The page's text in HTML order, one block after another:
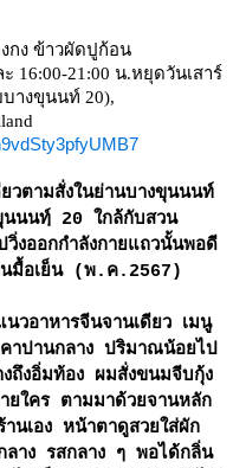
กง ข้าวผัดปูก้อน
16:00-21:00 น.หยุดวันเสาร์
างขุนนท์ 20),
วตามสั่งในย่านบางขุนนนท์
นนนทฺ์ 20 ใกล้กับสวน
งออกกำลังกายแถวนั้นพอดี
นมื้อเย็น (พ.ค.2567)
วอาหารจีนจานเดียว เมนู
าปานกลาง ปริมาณน้อยไป
ถึงอิ่มท้อง ผมสั่งขนมจีบกุ้ง
ยใคร ตามมาด้วยจานหลัก
นเอง หน้าตาดูสวยใส่ผัก
าง รสกลาง ๆ พอได้กลิ่น